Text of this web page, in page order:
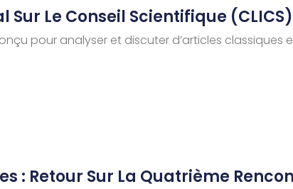
Le Conseil Scientifique (CLICS)
pour analyser et discuter d’articles
: Retour Sur La Quatrième